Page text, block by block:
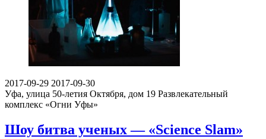
2017-09-29 2017-09-30
Уфа, улица 50-летия Октября, дом 19 Развлекательный
комплекс «Огни Уфы»
Шоу битва ученых — «Science Slam»